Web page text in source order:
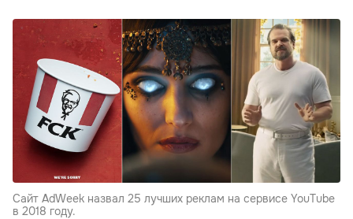
Сайт AdWeek назвал 25 лучших реклам на сервисе YouTube
в 2018 году.